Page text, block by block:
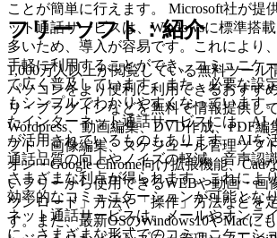
ことが簡単に行えます。 Microsoft社が提
ット通話サービスは、Windowsに標準搭
多いため、導入が容易です。これにより
手軽に利用することができ、コミュニケ
て広く普及しています。また、必要な設
もシンプルでわかりやすくなっています
たインターネット通話サービスには、AI
が活用されているものもあります。AIを
通話品質の向上やノイズの軽減、音声認
さまざまな利点が得られます。これによ
効率的なコミュニケーションが可能とな
ネット通話サービスは、メールやオンラ
に、さまざまな形式でのコミュニケーシ
フリーソフト：紹介
1,000万人以上が閲覧している無料ツール
パソコンをより便利に利用できるおすす
リ・プラグインなどを無料で情報提供し
Wordpress、動画編集、DVD作成、PDF編
フト、画像編集、スケジュール管理ソフ
オン・Google Chrome向け拡張機能、Cad
いフリーから使用できるWEBや動画・画
ウンロード」方法や「操作」方法などを
す。また、最新OSのWindows10やMacに